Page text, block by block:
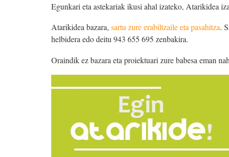
Egunkari eta astekariak ikusi ahal izateko, Atarikidea
Atarikidea bazara, sartu zure erabiltzaile eta pasahitza.
helbidera edo deitu 943 655 695 zenbakira.
Oraindik ez bazara eta proiektuari zure babesa eman